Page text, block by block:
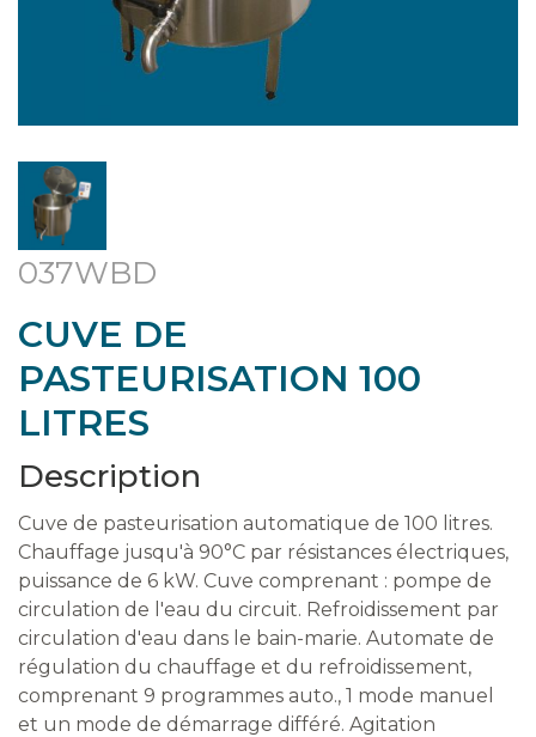
037WBD
CUVE DE
PASTEURISATION 100
LITRES
Description
Cuve de pasteurisation automatique de 100 litres.
Chauffage jusqu'à 90°C par résistances électriques,
puissance de 6 kW. Cuve comprenant : pompe de
circulation de l'eau du circuit. Refroidissement par
circulation d'eau dans le bain-marie. Automate de
régulation du chauffage et du refroidissement,
comprenant 9 programmes auto., 1 mode manuel
et un mode de démarrage différé. Agitation